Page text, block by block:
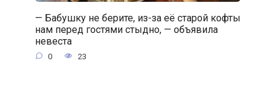
— Бабушку не берите, из-за её старой кофты
нам перед гостями стыдно, — объявила
невеста
0 23